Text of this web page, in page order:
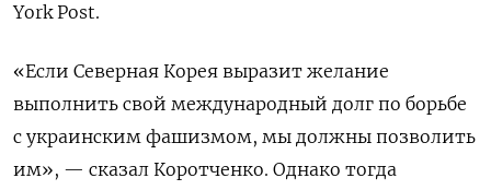
York Post.
«Если Северная Корея выразит желание
выполнить свой международный долг по борьбе
с украинским фашизмом, мы должны позволить
им», — сказал Коротченко. Однако тогда